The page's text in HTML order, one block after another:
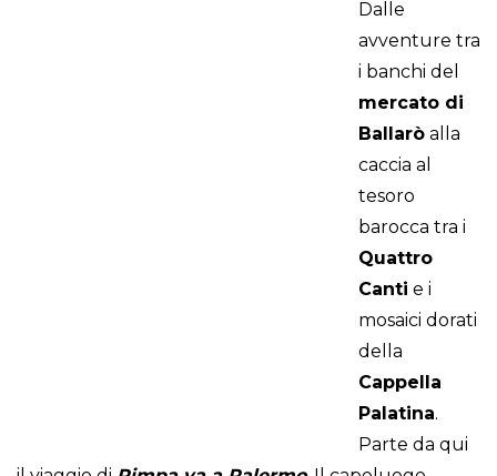
Dalle
avventure tra
i banchi del
mercato di
Ballarò alla
caccia al
tesoro
barocca tra i
Quattro
Canti e i
mosaici dorati
della
Cappella
Palatina.
Parte da qui